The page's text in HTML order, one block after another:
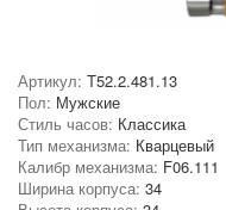
Артикул: T52.2.481.13
Пол: Мужские
Стиль часов: Классика
Тип механизма: Кварцевый
Калибр механизма: F06.111
Ширина корпуса: 34